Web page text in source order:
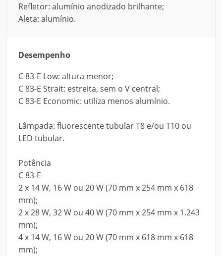
Refletor: alumínio anodizado brilhante;
Aleta: alumínio.
Desempenho
C 83-E Low: altura menor;
C 83-E Strait: estreita, sem o V central;
C 83-E Economic: utiliza menos alumínio.
Lâmpada: fluorescente tubular T8 e/ou T10 ou
LED tubular.
Potência
C 83-E
2 x 14 W, 16 W ou 20 W (70 mm x 254 mm x 618
mm);
2 x 28 W, 32 W ou 40 W (70 mm x 254 mm x 1.243
mm);
4 x 14 W, 16 W ou 20 W (70 mm x 618 mm x 618
mm);